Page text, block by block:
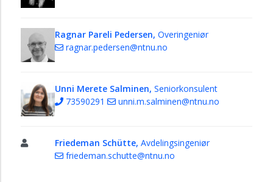
Ragnar Pareli Pedersen, Overingeniør
ragnar.pedersen@ntnu.no
Unni Merete Salminen, Seniorkonsulent
73590291
unni.m.salminen@ntnu.no
Friedeman Schütte, Avdelingsingeniør
friedeman.schutte@ntnu.no